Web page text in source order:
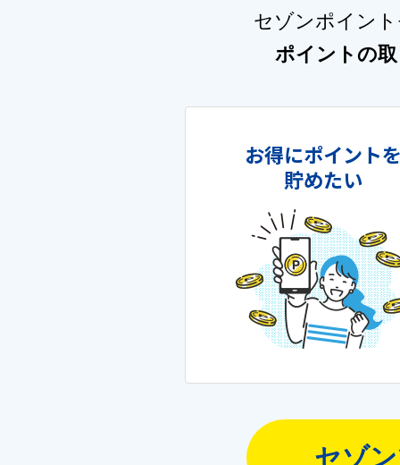
セゾンポイン
ポイントの
お得にポイント
貯めたい
セゾ